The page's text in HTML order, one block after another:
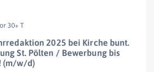
30+ T
2025 bei Kirche bunt.
St. Pölten / Bewerbung bis
(m/w/d)